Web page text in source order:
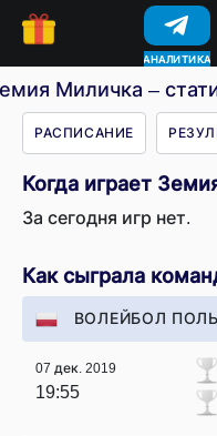
АНАЛИТИКА
КОНКУРСЫ
Миличка –
РАСПИСАНИЕ
Когда играет
За сегодня игр нет.
Как сыграла
ВОЛЕЙБОЛ
07 дек. 2019
19:55